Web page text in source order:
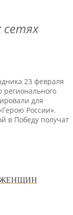
сетях
23 февраля
регионального
для
России».
в Победу получат
ЖЕНЩИН